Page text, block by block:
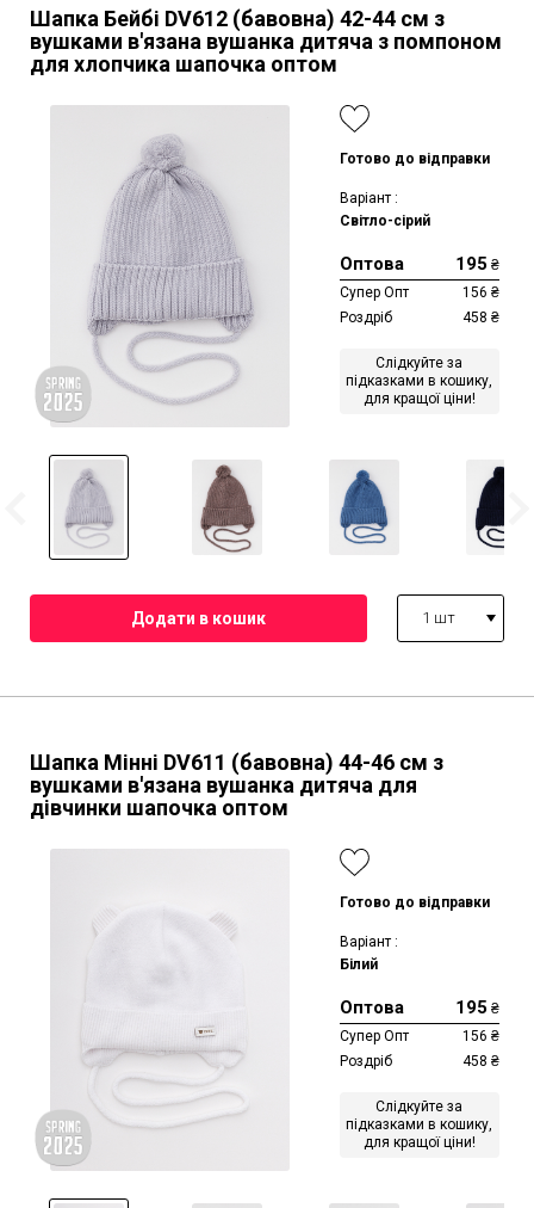
Шапка Бейбі DV612 (бавовна) 42-44 см з
вушками в'язана вушанка дитяча з помпоном
для хлопчика шапочка оптом
Готово до відправки
Варіант :
Світло-сірий
Оптова 195 ₴
Супер Опт
156 ₴
Роздріб
458 ₴
Слідкуйте за
підказками в кошику,
для кращої ціни!
1 шт
Шапка Мінні DV611 (бавовна) 44-46 см з
вушками в'язана вушанка дитяча для
дівчинки шапочка оптом
Готово до відправки
Варіант :
Білий
Оптова 195 ₴
Супер Опт
156 ₴
Роздріб
458 ₴
Слідкуйте за
підказками в кошику,
для кращої ціни!